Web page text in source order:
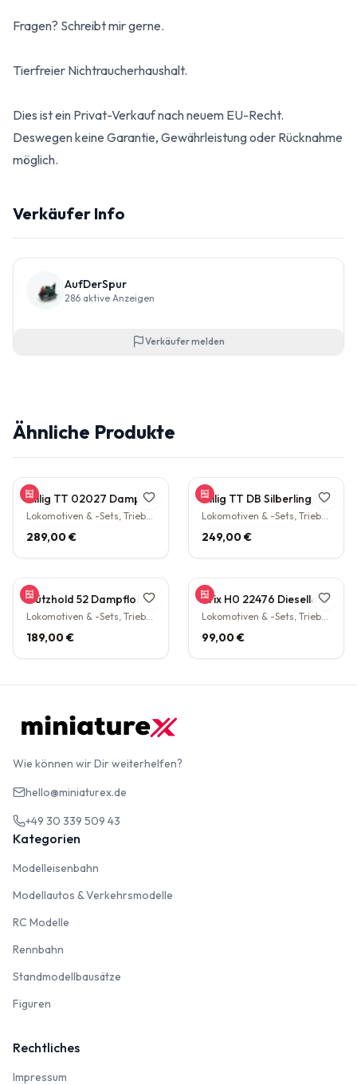
Fragen? Schreibt mir gerne.
Tierfreier Nichtraucherhaushalt.
Dies ist ein Privat-Verkauf nach neuem EU-Recht.
Deswegen keine Garantie, Gewährleistung oder Rücknahme
möglich.
Verkäufer Info
AufDerSpur
286 aktive Anzeigen
Verkäufer melden
Ähnliche Produkte
Tillig TT 02027 Dampflokomotive BR 38.10 der DB Epoche III Personenzuglok Schlepptender rarität
Lokomotiven & -Sets, Triebwagen
289,00 €
Tillig TT DB Silberling Nahverkehrs-Zugset 4-teilig Steuerwagen Hasenkasten Köln HBF Epoche IV rarität
Lokomotiven & -Sets, Triebwagen
249,00 €
Gützhold 52 Dampflokomotive 32 700 DB Tender Epoche III DC NEM H0 1:87
Lokomotiven & -Sets, Triebwagen
189,00 €
Trix H0 22476 Diesellokomotive BR V160 003 DB NEM Epoche IV H0 1:87
Lokomotiven & -Sets, Triebwagen
99,00 €
Wie können wir Dir weiterhelfen?
hello@miniaturex.de
+49 30 339 509 43
Kategorien
Modelleisenbahn
Modellautos & Verkehrsmodelle
RC Modelle
Rennbahn
Standmodellbausätze
Figuren
Rechtliches
Impressum